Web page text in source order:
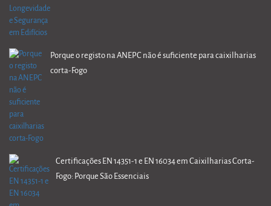
Porque o registo na ANEPC não é suficiente para caixilharias
corta-Fogo
Certificações EN 14351-1 e EN 16034 em Caixilharias Corta-
Fogo: Porque São Essenciais